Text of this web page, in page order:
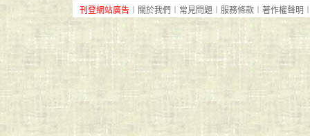
刊登網站廣告 關於我們 常見問題 服務條款 著作權聲明